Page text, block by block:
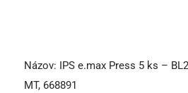
Názov:
IPS e.max Press 5 ks –
MT, 668891